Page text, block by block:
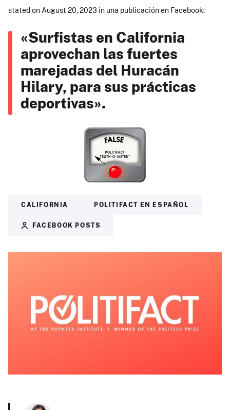
stated on August 20, 2023 in una publicación en Facebook:
«Surfistas en California
aprovechan las fuertes
marejadas del Huracán
Hilary, para sus prácticas
deportivas».
CALIFORNIA POLITIFACT EN ESPAÑOL
FACEBOOK POSTS